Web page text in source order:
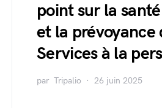
point sur la
et la prévoyance
Services à la
par Tripalio 26 juin 2025